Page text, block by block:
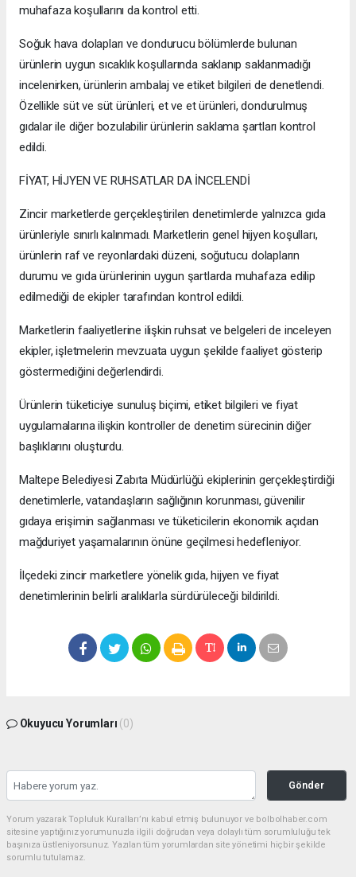
muhafaza koşullarını da kontrol etti.
Soğuk hava dolapları ve dondurucu bölümlerde bulunan
ürünlerin uygun sıcaklık koşullarında saklanıp saklanmadığı
incelenirken, ürünlerin ambalaj ve etiket bilgileri de denetlendi.
Özellikle süt ve süt ürünleri, et ve et ürünleri, dondurulmuş
gıdalar ile diğer bozulabilir ürünlerin saklama şartları kontrol
edildi.
FİYAT, HİJYEN VE RUHSATLAR DA İNCELENDİ
Zincir marketlerde gerçekleştirilen denetimlerde yalnızca gıda
ürünleriyle sınırlı kalınmadı. Marketlerin genel hijyen koşulları,
ürünlerin raf ve reyonlardaki düzeni, soğutucu dolapların
durumu ve gıda ürünlerinin uygun şartlarda muhafaza edilip
edilmediği de ekipler tarafından kontrol edildi.
Marketlerin faaliyetlerine ilişkin ruhsat ve belgeleri de inceleyen
ekipler, işletmelerin mevzuata uygun şekilde faaliyet gösterip
göstermediğini değerlendirdi.
Ürünlerin tüketiciye sunuluş biçimi, etiket bilgileri ve fiyat
uygulamalarına ilişkin kontroller de denetim sürecinin diğer
başlıklarını oluşturdu.
Maltepe Belediyesi Zabıta Müdürlüğü ekiplerinin gerçekleştirdiği
denetimlerle, vatandaşların sağlığının korunması, güvenilir
gıdaya erişimin sağlanması ve tüketicilerin ekonomik açıdan
mağduriyet yaşamalarının önüne geçilmesi hedefleniyor.
İlçedeki zincir marketlere yönelik gıda, hijyen ve fiyat
denetimlerinin belirli aralıklarla sürdürüleceği bildirildi.
Okuyucu Yorumları (0)
Gönder
Yorum yazarak Topluluk Kuralları’nı kabul etmiş bulunuyor ve bolbolhaber.com
sitesine yaptığınız yorumunuzla ilgili doğrudan veya dolaylı tüm sorumluluğu tek
başınıza üstleniyorsunuz. Yazılan tüm yorumlardan site yönetimi hiçbir şekilde
sorumlu tutulamaz.